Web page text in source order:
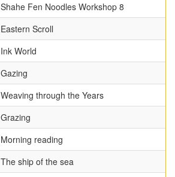
Shahe Fen Noodles Workshop 8
Eastern Scroll
Ink World
Gazing
Weaving through the Years
Grazing
Morning reading
The ship of the sea